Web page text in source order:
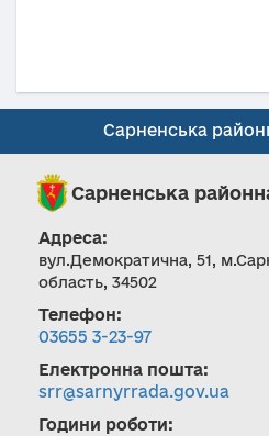
Сарненська
Сарненська
Адреса:
вул.Демократична, 51,
область, 34502
Телефон:
03655 3-23-97
Електронна пошта:
srr@sarnyrrada.gov.ua
Години роботи: